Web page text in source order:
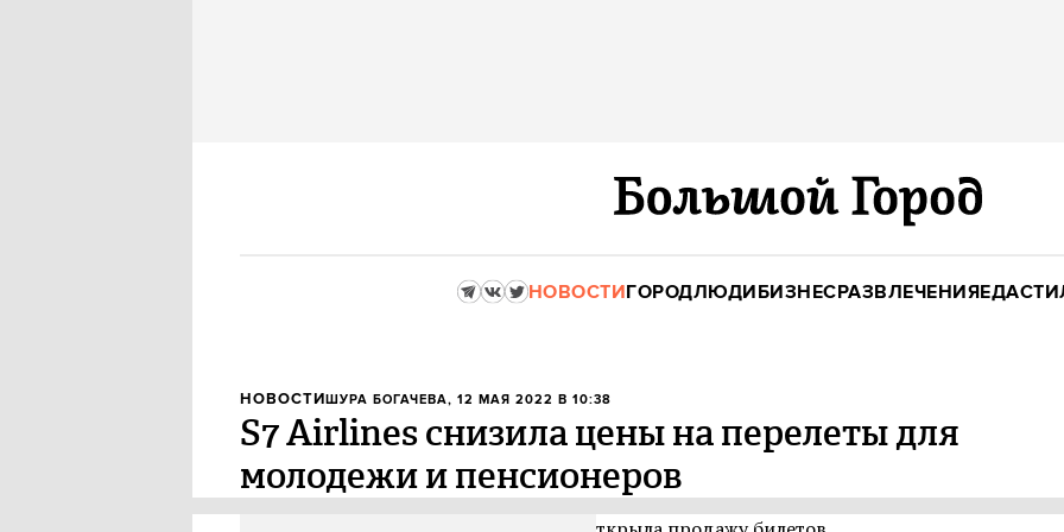
НОВОСТИГОРОДЛЮДИБИЗНЕСРАЗВЛЕЧЕНИЯЕДА
НОВОСТИШУРА БОГАЧЕВА, 12 МАЯ 2022 В 10:38
S7 Airlines снизила цены на перелеты для
молодежи и пенсионеров